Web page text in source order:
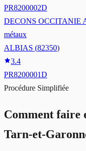
PR8200002D
DECONS OCCITANIE
métaux
ALBIAS (82350)
3.4
PR8200001D
Procédure Simplifiée
Comment faire
Tarn-et-